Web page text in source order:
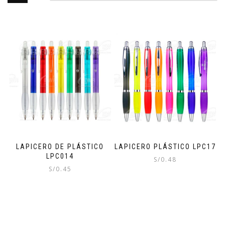
LAPICERO DE PLÁSTICO
LPC014
S/0.45
LAPICERO PLÁSTICO LPC17
S/0.48